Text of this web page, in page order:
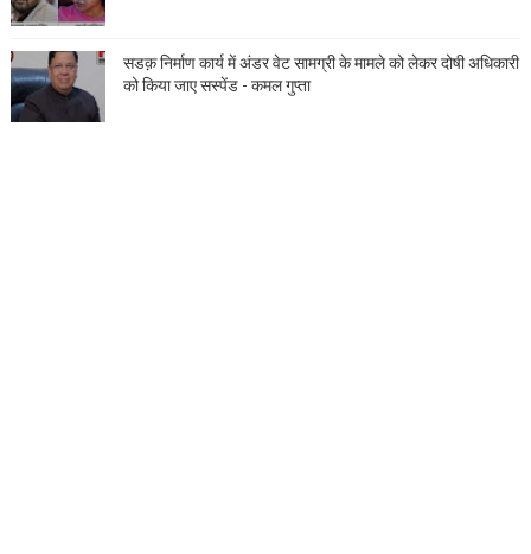
सडक़ निर्माण कार्य में अंडर वेट सामग्री के मामले को लेकर दोषी अधिकारी
को किया जाए सस्पेंड - कमल गुप्ता